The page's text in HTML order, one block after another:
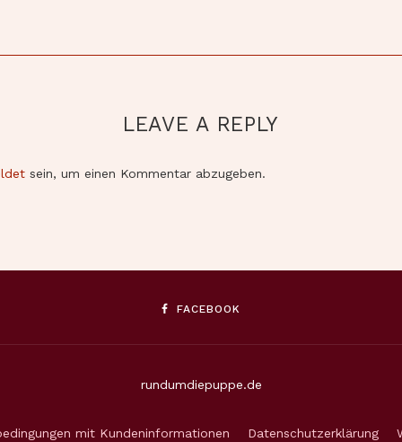
LEAVE A REPLY
sein, um einen Kommentar abzugeben.
FACEBOOK
rundumdiepuppe.de
mit Kundeninformationen Datenschutzerklärung